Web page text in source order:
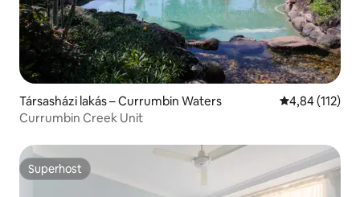
Társasházi lakás – Currumbin Waters Átlagos
4,84 (112)
Currumbin Creek Unit
Superhost
Superhost